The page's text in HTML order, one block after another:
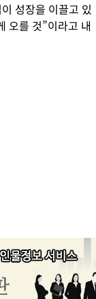
성장을 이끌고 있
오를 것”이라고 내